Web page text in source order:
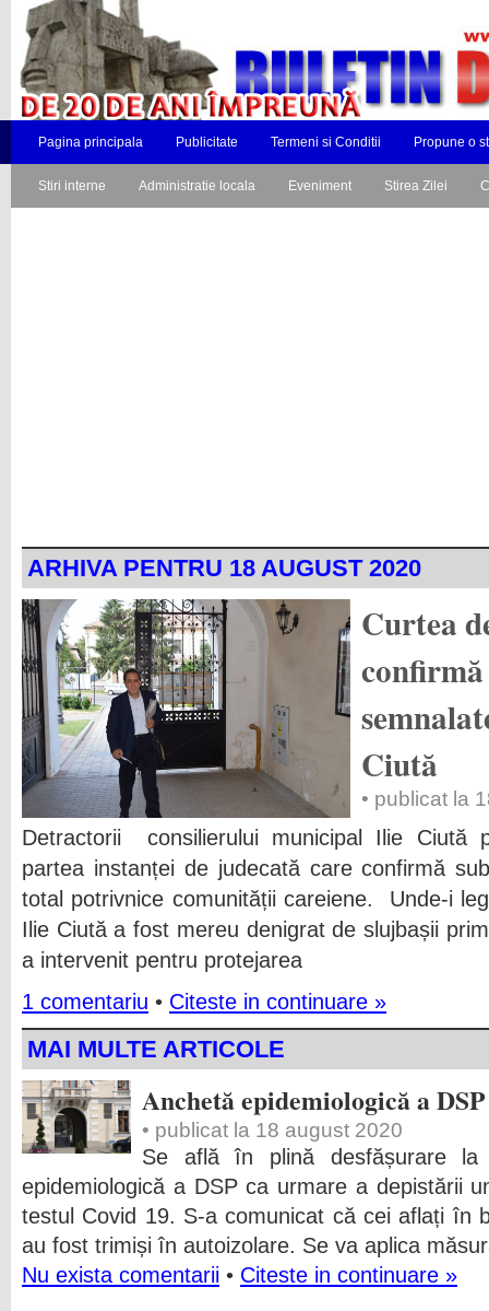
Pagina principala Publicitate Termeni si Conditii Propune o
Stiri interne Administratie locala Eveniment Stirea Zilei
ARHIVA PENTRU 18 AUGUST 2020
Curtea
Ciută
• publicat la
Detractorii consilierului municipal Ilie Ciută
partea instanței de judecată care confirmă
total potrivnice comunității careiene. Unde-i
Ilie Ciută a fost mereu denigrat de slujbașii
a intervenit pentru protejarea
1 comentariu • Citeste in continuare »
MAI MULTE ARTICOLE
Anchetă epidemiologică a
• publicat la 18 august 2020
Se află în plină desfășurare la
epidemiologică a DSP ca urmare a depistării
testul Covid 19. S-a comunicat că cei aflați în
au fost trimiși în autoizolare. Se va aplica
Nu exista comentarii • Citeste in continuare »